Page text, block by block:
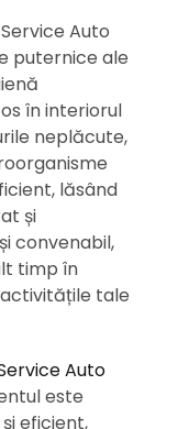
Auto
puternice ale
în interiorul
neplăcute,
lăsând
și
convenabil,
timp în
tale
Auto
este
eficient,